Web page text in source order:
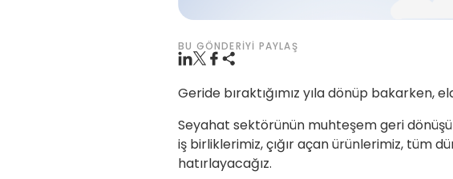
BU GÖNDERIYI PAYLAŞ
Geride bıraktığımız yıla dönüp bakarken,
Seyahat sektörünün muhteşem geri
iş birliklerimiz, çığır açan ürünlerimiz, tüm
hatırlayacağız.